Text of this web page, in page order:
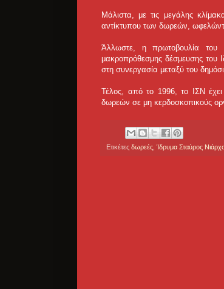
Μάλιστα, με τις μεγάλης
αντίκτυπου των δωρεών,
Άλλωστε, η πρωτοβουλία του
μακροπρόθεσμης δέσμευσης του
στη συνεργασία μεταξύ του
Τέλος, από το 1996, το ΙΣΝ
δωρεών σε μη κερδοσκοπικούς
Ετικέτες δωρεές Ίδρυμα Σταύρος